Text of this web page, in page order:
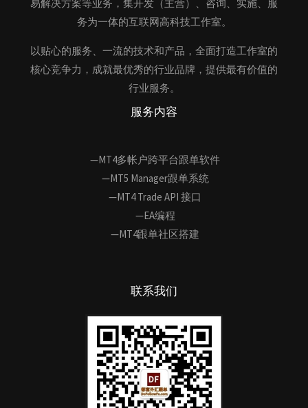
易解决方案等业务，集开发（主营）、咨询、实施、服
务为一体的互联网高科技工作室。
以贴心的服务、一流的技术和产品，全面打造工作室的
核心竞争力，成就最优秀的行业品牌，提供最有价值的
行业服务。
服务内容
—MT4多帐户跨平台跟单软件
—MT5 Manager跟单系统
—MT4 Trade API 接口
—EA编程
—MT4跟单社区搭建
联系我们